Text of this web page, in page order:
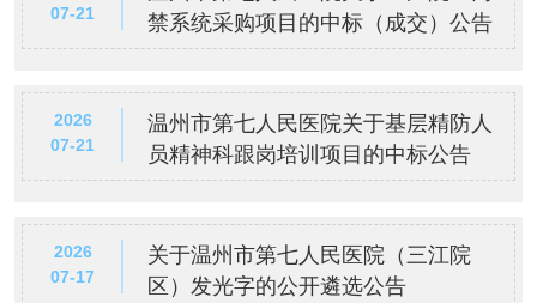
07-21
禁系统采购项目的中标（成交）公告
2026
07-21
温州市第七人民医院关于基层精防人
员精神科跟岗培训项目的中标公告
2026
07-17
关于温州市第七人民医院（三江院
区）发光字的公开遴选公告